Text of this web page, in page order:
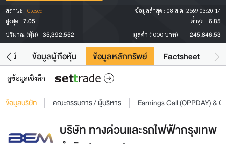
สถานะ : Closed ข้อมูลล่าสุด : 08 ส.ค. 2569 03:20:14
สูงสุด
7.05 ต่ำสุด 6.85
ปริมาณ (หุ้น) 35,392,552 มูลค่า ('000 บาท) 245,846.53
ยชน์ ข้อมูลผู้ถือหุ้น ข้อมูลหลักทรัพย์ Factsheet
ดูข้อมูลเชิงลึก
ข้อมูลบริษัท คณะกรรมการ / ผู้บริหาร Earnings Call (OPPDAY) &
บริษัท ทางด่วนและรถไฟฟ้ากรุงเทพ